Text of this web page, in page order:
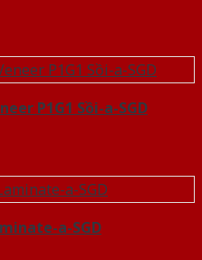
P1G1 Sồi-a-SGD
a-SGD